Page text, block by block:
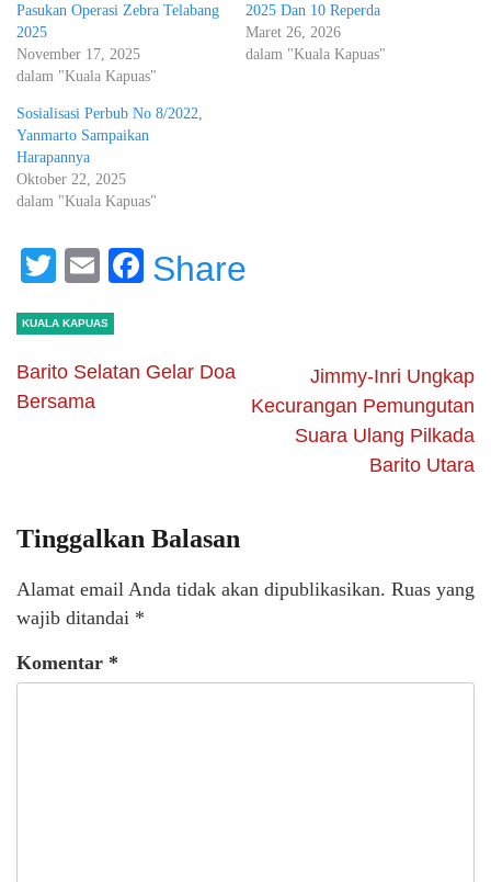
Pasukan Operasi Zebra Telabang
2025
November 17, 2025
dalam "Kuala Kapuas"
2025 Dan 10 Reperda
Maret 26, 2026
dalam "Kuala Kapuas"
Sosialisasi Perbub No 8/2022,
Yanmarto Sampaikan
Harapannya
Oktober 22, 2025
dalam "Kuala Kapuas"
Twitter
EmailFacebook
Share
KUALA KAPUAS
Barito Selatan Gelar Doa
Bersama
Jimmy-Inri Ungkap
Kecurangan Pemungutan
Suara Ulang Pilkada
Barito Utara
Tinggalkan Balasan
Alamat email Anda tidak akan dipublikasikan. Ruas yang
wajib ditandai *
Komentar *